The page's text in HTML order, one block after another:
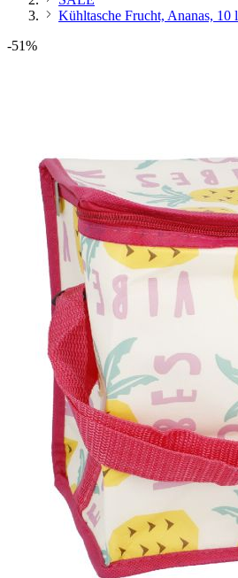
Kühltasche Frucht, Ananas, 10 l
-51%